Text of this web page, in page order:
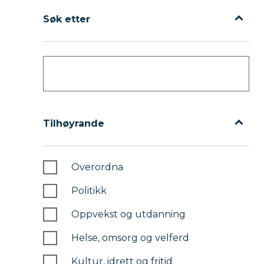
Søk etter
Tilhøyrande
Overordna
Politikk
Oppvekst og utdanning
Helse, omsorg og velferd
Kultur, idrett og fritid